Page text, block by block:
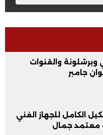
وبرشلونة والقنوات
جامبر
الكامل للجهاز الفني
معتمد جمال